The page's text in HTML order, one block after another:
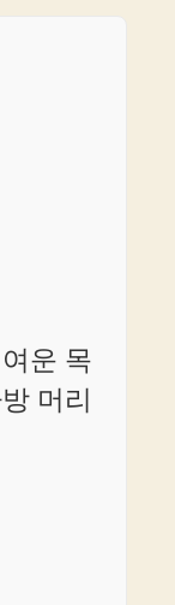
운 목
머리